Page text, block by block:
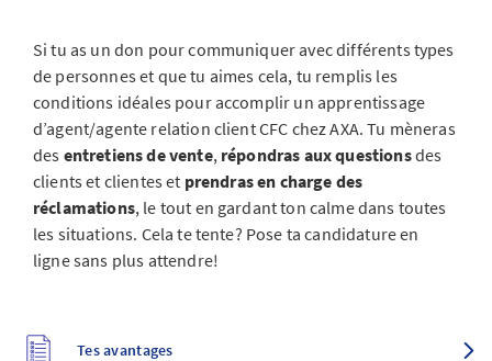
Si tu as un don pour communiquer avec différents types
de personnes et que tu aimes cela, tu remplis les
conditions idéales pour accomplir un apprentissage
d’agent/agente relation client CFC chez AXA. Tu mèneras
des entretiens de vente, répondras aux questionsdes
clients et clientes et prendras en charge des
réclamations, le tout en gardant ton calme dans toutes
les situations. Cela te tente? Pose ta candidature en
ligne sans plus attendre!
Tes avantages